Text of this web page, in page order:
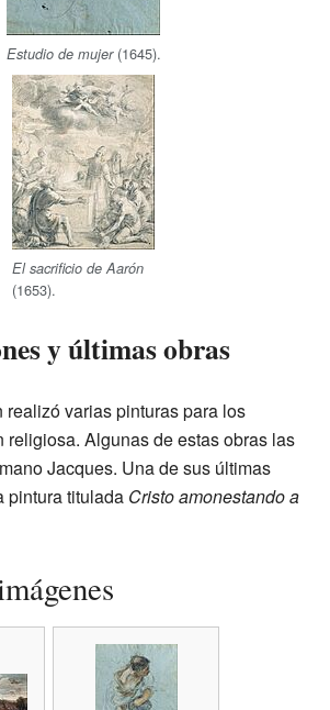
Estudio de mujer(1645).
El sacrificio de Aarón
(1653).
y últimas obras
varias pinturas para los
religiosa. Algunas de estas obras las
Jacques. Una de sus últimas
pintura titulada Cristo amonestando a